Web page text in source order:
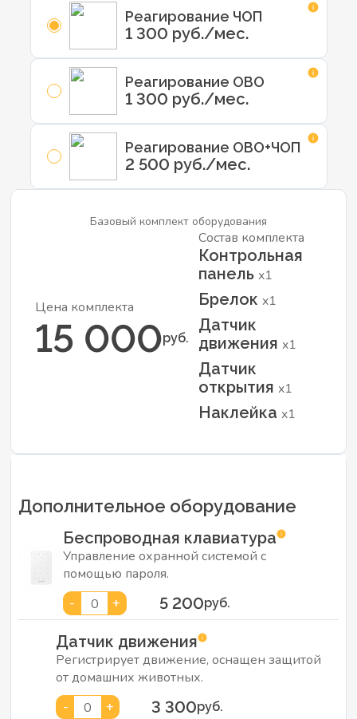
Реагирование ЧОП
1 300 руб./мес.
Реагирование ОВО
1 300 руб./мес.
Реагирование ОВО+ЧОП
2 500 руб./мес.
Базовый комплект оборудования
Состав комплекта
Контрольная
панельx1
Брелокx1
Датчик
движенияx1
Датчик
открытияx1
Наклейкаx1
Цена комплекта
15 000руб.
Дополнительное оборудование
Беспроводная клавиатура
Управление охранной системой с
помощью пароля.
-
0 + 5 200руб.
Датчик движения
Регистрирует движение, оснащен защитой
от домашних животных.
-
0 + 3 300руб.